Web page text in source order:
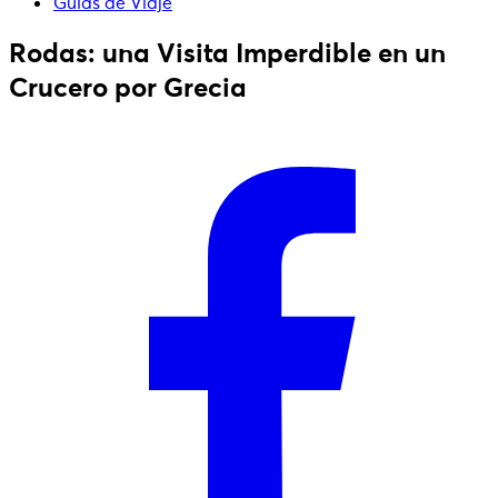
Rodas: una Visita Imperdible en un
Crucero por Grecia